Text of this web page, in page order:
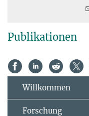
Publikationen
Willkommen
Forschung